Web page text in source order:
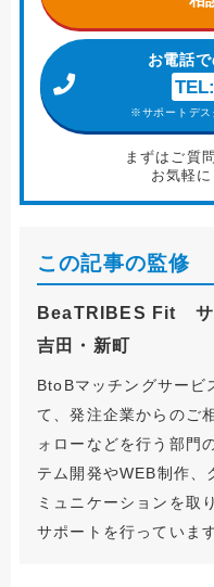
お電話で
※サポートデ
まずはご質
お気軽
この記事の監修
BeaTRIBES Fit
吉田・新町
BtoBマッチングサー
て、発注企業からのご
ォローなどを行う部門
テム開発やWEB制作、
ミュニケーションを取
サポートを行っています